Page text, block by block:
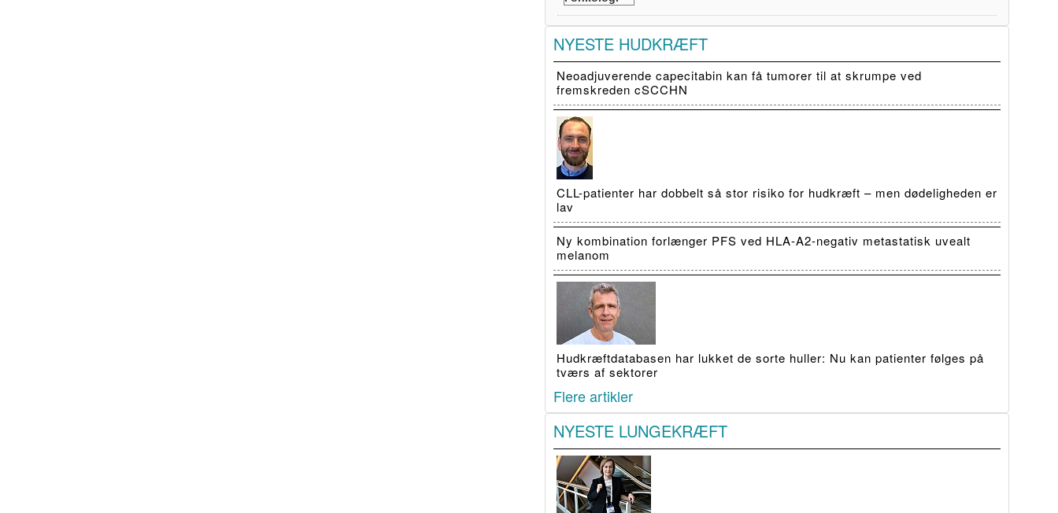
NYESTE HUDKRÆFT
Neoadjuverende capecitabin kan få tumorer til at skrumpe ved
fremskreden cSCCHN
CLL-patienter har dobbelt så stor risiko for hudkræft – men dødeligheden er
lav
Ny kombination forlænger PFS ved HLA-A2-negativ metastatisk uvealt
melanom
Hudkræftdatabasen har lukket de sorte huller: Nu kan patienter følges på
tværs af sektorer
Flere artikler
NYESTE LUNGEKRÆFT